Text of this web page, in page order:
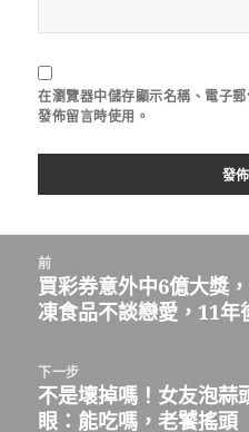
在瀏覽器中儲存顯示名稱、電子
發佈留言時使用。
前
上
一
文
章：
買彩券意外中6億大獎
凍食品不談戀愛，11年
下一步
下
一
不是壞掉嗎！女友泡蒜
眼：能吃嗎，老饕搖頭